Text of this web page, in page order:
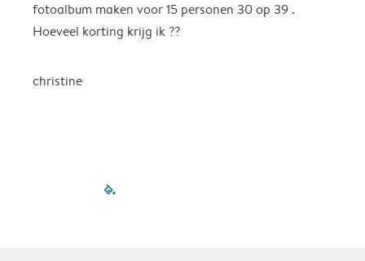
fotoalbum maken voor 15 personen 30 op 39 .
Hoeveel korting krijg ik ??
christine
filled-pagination